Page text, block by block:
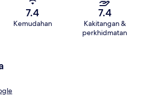
7.4
Kemudahan
7.4
Kakitangan &
perkhidmatan